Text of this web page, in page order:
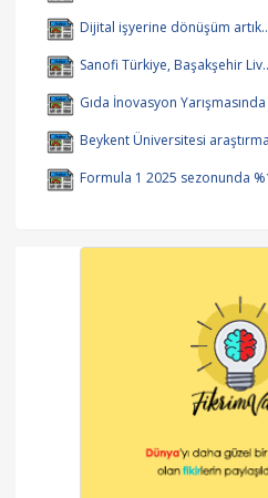
Dijital işyerine dönüşüm
Sanofi Türkiye, Başakşehir
Gıda İnovasyon
Beykent Üniversitesi
Formula 1 2025 sezonunda